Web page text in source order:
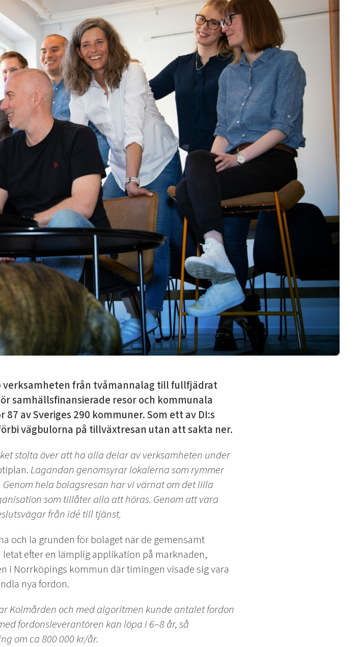
från tvåmannalag till fullfjädrat
samhällsfinansierade resor och kommunala
av Sveriges 290 kommuner. Som ett av DI:s
vägbulorna på tillväxtresan utan att sakta ner.
stolta över att ha alla delar av verksamheten under
Lagandan genomsyrar lokalerna som rymmer
hela bolagsresan har vi värnat om det lilla
som tillåter alla att höras. Genom att vara
från idé till tjänst.
och la grunden för bolaget när de gemensamt
efter en lämplig applikation på marknaden,
i Norrköpings kommun där timingen visade sig vara
nya fordon.
Kolmården och med algoritmen kunde antalet fordon
fordonsleverantören kan löpa i 6–8 år, så
om ca 800 000 kr/år.